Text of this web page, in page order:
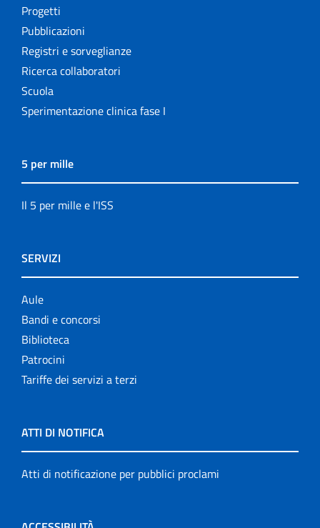
Progetti
Pubblicazioni
Registri e sorveglianze
Ricerca collaboratori
Scuola
Sperimentazione clinica fase I
5 per mille
Il 5 per mille e l'ISS
SERVIZI
Aule
Bandi e concorsi
Biblioteca
Patrocini
Tariffe dei servizi a terzi
ATTI DI NOTIFICA
Atti di notificazione per pubblici proclami